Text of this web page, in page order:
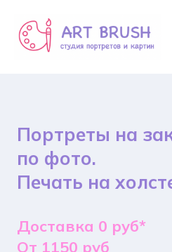
Портреты на
по фото.
Печать на
Доставка 0 руб*
От 1150 руб